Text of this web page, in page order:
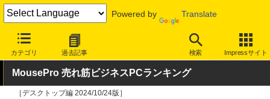
Powered by Translate
カテゴリ 過去記事 検索 Impressサイト
INTERNET Watch ハードウェア PC
MousePro 売れ筋ビジネスPCランキング
［デスクトップ編 2024/10/24版］